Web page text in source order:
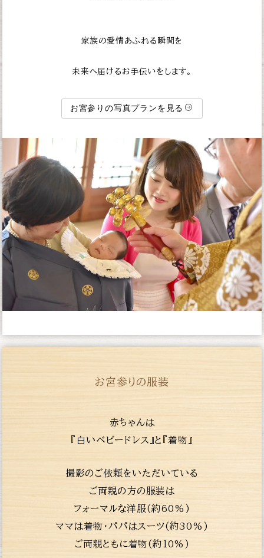
家族の愛情あふれる瞬間を
未来へ届けるお手伝いをします。
お宮参りの写真プランを見る
お宮参りの服装
赤ちゃんは
『白いベビードレス』と『着物』
撮影のご依頼をいただいている
ご両親の方の服装は
フォーマルな洋服(約60%)
ママは着物・パパはスーツ(約30%)
ご両親ともに着物(約10%)